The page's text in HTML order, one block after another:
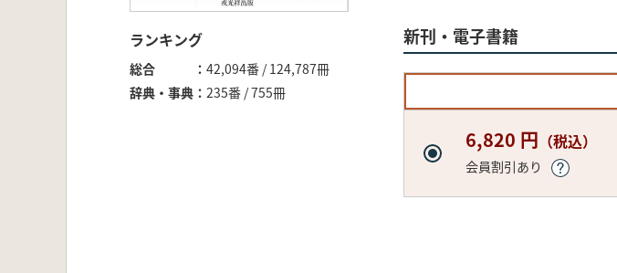
ランキング
総合
42,094番 / 124,787冊
辞典・事典
235番 / 755冊
新刊・電子書籍
6,820 円 （税込）
会員割引あり